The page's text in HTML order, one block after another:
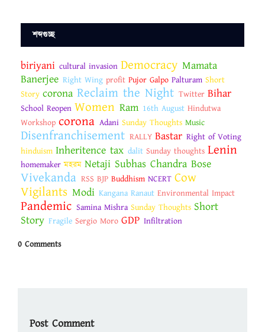
শব্দগুচ্ছ
biriyani cultural invasion Democracy Mamata
Banerjee Right Wing profit Pujor Galpo Palturam Short
Story corona Reclaim the Night Twitter Bihar
School Reopen Women Ram 16th August Hindutwa
Workshop corona Adani Sunday Thoughts Music
Disenfranchisement RALLY Bastar Right of Voting
hinduism Inheritence tax dalit Sunday thoughts Lenin
homemaker মহরম Netaji Subhas Chandra Bose
Vivekanda RSS BJP Buddhism NCERT Cow
Vigilants Modi Kangana Ranaut Environmental Impact
Pandemic Samina Mishra Sunday Thoughts Short
Story Fragile Sergio Moro GDP Infiltration
0 Comments
Post Comment